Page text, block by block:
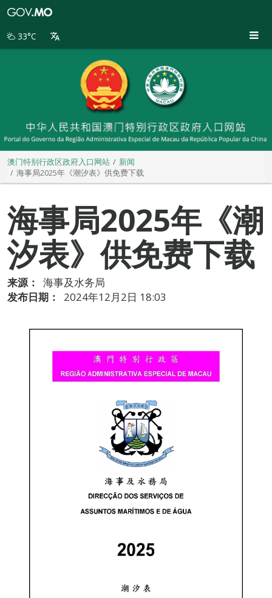
别
33°C
澳门特别行政区政府入口网站
新闻
海事局2025年《潮汐表》供免费下载
海事局2025年《潮
汐表》供免费下载
来源：
海事及水务局
发布日期：
2024年12月2日 18:03